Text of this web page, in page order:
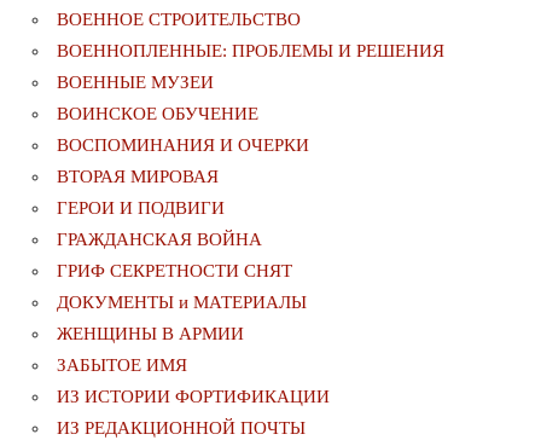
ВОЕННОЕ СТРОИТЕЛЬСТВО
ВОЕННОПЛЕННЫЕ: ПРОБЛЕМЫ И РЕШЕНИЯ
ВОЕННЫЕ МУЗЕИ
ВОИНСКОЕ ОБУЧЕНИЕ
ВОСПОМИНАНИЯ И ОЧЕРКИ
ВТОРАЯ МИРОВАЯ
ГЕРОИ И ПОДВИГИ
ГРАЖДАНСКАЯ ВОЙНА
ГРИФ СЕКРЕТНОСТИ СНЯТ
ДОКУМЕНТЫ и МАТЕРИАЛЫ
ЖЕНЩИНЫ В АРМИИ
ЗАБЫТОЕ ИМЯ
ИЗ ИСТОРИИ ФОРТИФИКАЦИИ
ИЗ РЕДАКЦИОННОЙ ПОЧТЫ